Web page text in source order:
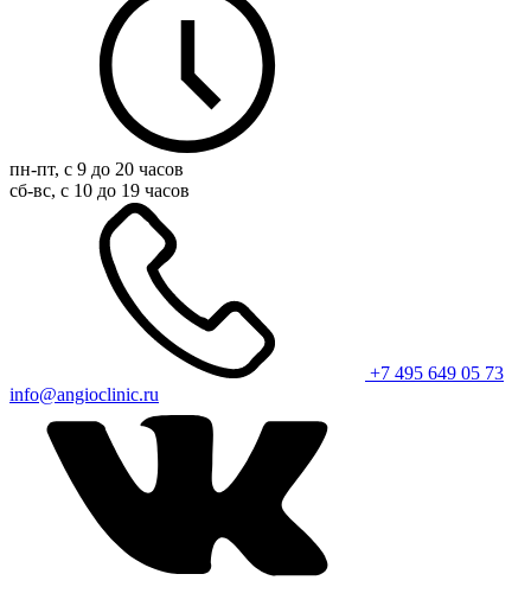
пн-пт, с 9 до 20 часов
сб-вс, с 10 до 19 часов
+7 495 649 05 73
info@angioclinic.ru